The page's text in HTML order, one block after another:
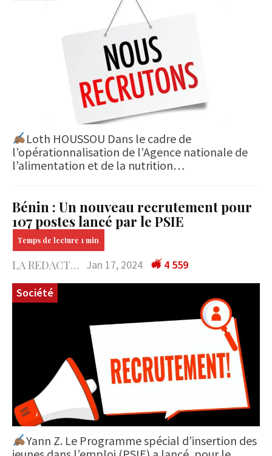
Loth HOUSSOU Dans le cadre de
l’opérationnalisation de l’Agence nationale de
l’alimentation et de la nutrition…
Bénin : Un nouveau recrutement pour
107 postes lancé par le PSIE
LA REDACTION Jan 17, 2024
4 559
Société
Yann Z. Le Programme spécial d’insertion des